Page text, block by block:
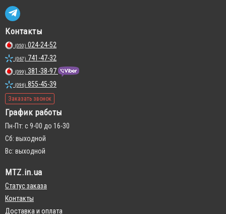
Контакты
(050) 024-24-52
(067) 741-47-32
(099) 381-38-97
(096) 855-45-39
Заказать звонок
График работы
Пн-Пт: с 9-00 до 16-30
Сб: выходной
Вс: выходной
MTZ.in.ua
Статус заказа
Контакты
Доставка и оплата